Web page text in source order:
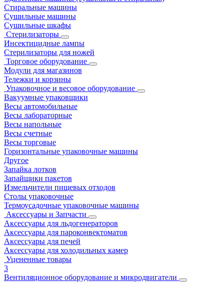
Стиральные машины
Сушильные машины
Сушильные шкафы
Стерилизаторы
Инсектицидные лампы
Стерилизаторы для ножей
Торговое оборудование
Модули для магазинов
Тележки и корзины
Упаковочное и весовое оборудование
Вакуумные упаковщики
Весы автомобильные
Весы лабораторные
Весы напольные
Весы счетные
Весы торговые
Горизонтальные упаковочные машины
Другое
Запайка лотков
Запайщики пакетов
Измельчители пищевых отходов
Столы упаковочные
Термоусадочные упаковочные машины
Аксессуары и Запчасти
Аксессуары для льдогенераторов
Аксессуары для пароконвектоматов
Аксессуары для печей
Аксессуары для холодильных камер
Уцененные товары
3
Вентиляционное оборудование и микродвигатели